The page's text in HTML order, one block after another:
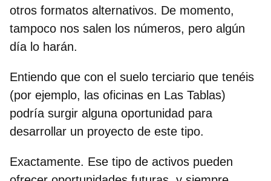
otros formatos alternativos. De momento,
tampoco nos salen los números, pero algún
día lo harán.
Entiendo que con el suelo terciario que tenéis
(por ejemplo, las oficinas en Las Tablas)
podría surgir alguna oportunidad para
desarrollar un proyecto de este tipo.
Exactamente. Ese tipo de activos pueden